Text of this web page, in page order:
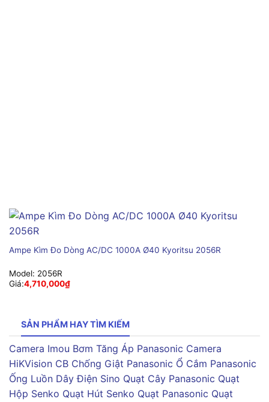
Ampe Kìm Đo Dòng AC/DC 1000A Ø40 Kyoritsu 2056R
Model: 2056R
Giá:4,710,000₫
SẢN PHẨM HAY TÌM KIẾM
Camera Imou Bơm Tăng Áp Panasonic Camera
HiKVision CB Chống Giật Panasonic Ổ Cắm Panasonic
Ống Luồn Dây Điện Sino Quạt Cây Panasonic Quạt
Hộp Senko Quạt Hút Senko Quạt Panasonic Quạt